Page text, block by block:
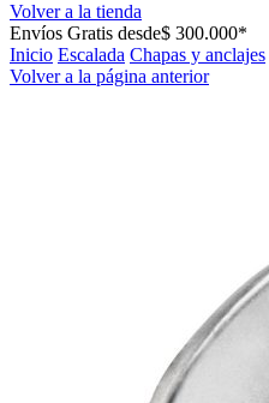
Volver a la tienda
Envíos Gratis desde$ 300.000*
Inicio Escalada Chapas y anclajes
Volver a la página anterior